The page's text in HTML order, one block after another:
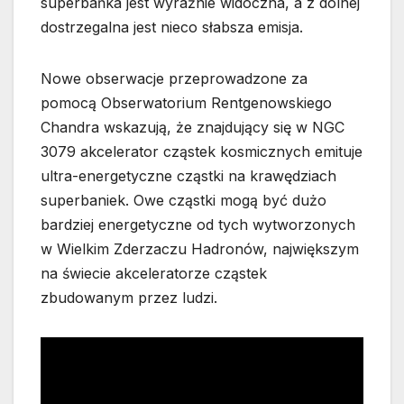
dostrzegalna jest nieco słabsza emisja.
Nowe obserwacje przeprowadzone za
pomocą Obserwatorium Rentgenowskiego
Chandra wskazują, że znajdujący się w NGC
3079 akcelerator cząstek kosmicznych emituje
ultra-energetyczne cząstki na krawędziach
superbaniek. Owe cząstki mogą być dużo
bardziej energetyczne od tych wytworzonych
w Wielkim Zderzaczu Hadronów, największym
na świecie akceleratorze cząstek
zbudowanym przez ludzi.